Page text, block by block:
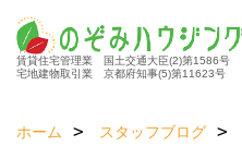
賃貸住宅管理業 国土交通大臣(2)第1586号
宅地建物取引業 京都府知事(5)第11623号
ホーム スタッフブログ